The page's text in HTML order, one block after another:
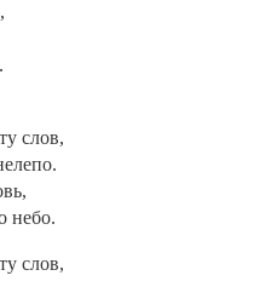
слов,
небо.
слов,